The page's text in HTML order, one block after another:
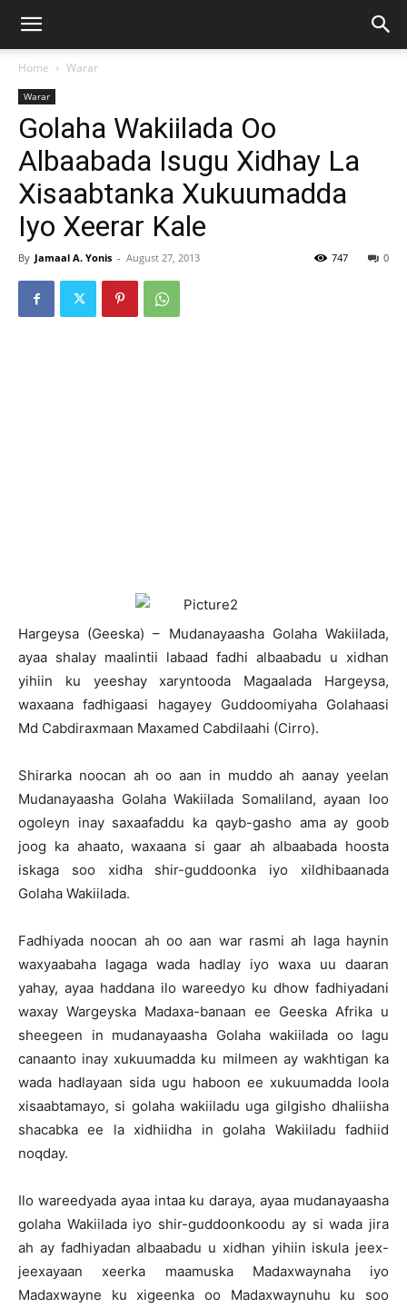
Home Warar
Warar
Golaha Wakiilada Oo
Albaabada Isugu Xidhay La
Xisaabtanka Xukuumadda
Iyo Xeerar Kale
By Jamaal A. Yonis - August 27, 2013 0
747
Hargeysa (Geeska) – Mudanayaasha Golaha Wakiilada,
ayaa shalay maalintii labaad fadhi albaabadu u xidhan
yihiin ku yeeshay xaryntooda Magaalada Hargeysa,
waxaana fadhigaasi hagayey Guddoomiyaha Golahaasi
Md Cabdiraxmaan Maxamed Cabdilaahi (Cirro).
Shirarka noocan ah oo aan in muddo ah aanay yeelan
Mudanayaasha Golaha Wakiilada Somaliland, ayaan loo
ogoleyn inay saxaafaddu ka qayb-gasho ama ay goob
joog ka ahaato, waxaana si gaar ah albaabada hoosta
iskaga soo xidha shir-guddoonka iyo xildhibaanada
Golaha Wakiilada.
Fadhiyada noocan ah oo aan war rasmi ah laga haynin
waxyaabaha lagaga wada hadlay iyo waxa uu daaran
yahay, ayaa haddana ilo wareedyo ku dhow fadhiyadani
waxay Wargeyska Madaxa-banaan ee Geeska Afrika u
sheegeen in mudanayaasha Golaha wakiilada oo lagu
canaanto inay xukuumadda ku milmeen ay wakhtigan ka
wada hadlayaan sida ugu haboon ee xukuumadda loola
xisaabtamayo, si golaha wakiiladu uga gilgisho dhaliisha
shacabka ee la xidhiidha in golaha Wakiiladu fadhiid
noqday.
Ilo wareedyada ayaa intaa ku daraya, ayaa mudanayaasha
golaha Wakiilada iyo shir-guddoonkoodu ay si wada jira
ah ay fadhiyadan albaabadu u xidhan yihiin iskula jeex-
jeexayaan xeerka maamuska Madaxwaynaha iyo
Madaxwayne ku xigeenka oo Madaxwaynuhu ku soo